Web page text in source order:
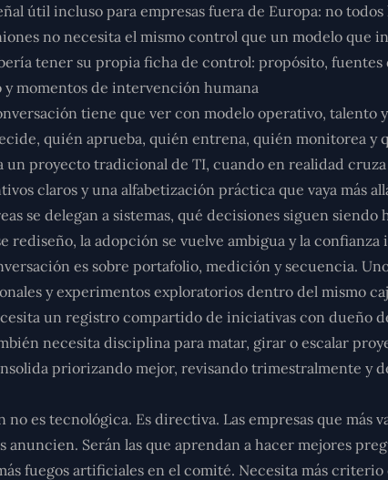
útil incluso para empresas fuera de Europa: no
no necesita el mismo control que un modelo que
tener su propia ficha de control: propósito,
y momentos de intervención humana
tiene que ver con modelo operativo, talento
quién aprueba, quién entrena, quién monitorea y
un proyecto tradicional de TI, cuando en realidad
claros y una alfabetización práctica que vaya más
se delegan a sistemas, qué decisiones siguen
rediseño, la adopción se vuelve ambigua y la
es sobre portafolio, medición y secuencia.
y experimentos exploratorios dentro del mismo
un registro compartido de iniciativas con dueño
necesita disciplina para matar, girar o escalar
priorizando mejor, revisando trimestralmente y
no es tecnológica. Es directiva. Las empresas que más
anuncien. Serán las que aprendan a hacer mejores
fuegos artificiales en el comité. Necesita más criterio